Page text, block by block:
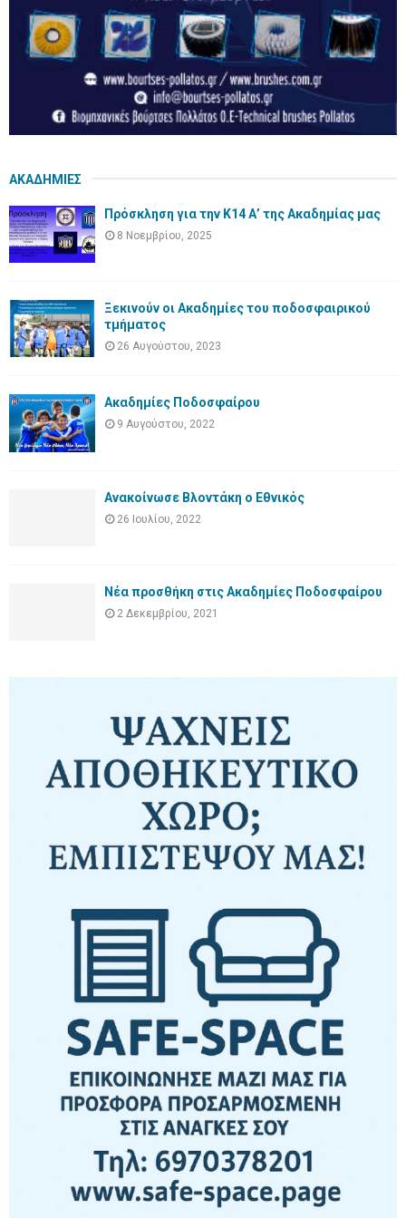
ΑΚΑΔΗΜΙΕΣ
Πρόσκληση για την Κ14 Α’ της Ακαδημίας μας
8 Νοεμβρίου, 2025
Ξεκινούν οι Ακαδημίες του ποδοσφαιρικού
τμήματος
26 Αυγούστου, 2023
Ακαδημίες Ποδοσφαίρου
9 Αυγούστου, 2022
Ανακοίνωσε Βλοντάκη ο Εθνικός
26 Ιουλίου, 2022
Νέα προσθήκη στις Ακαδημίες Ποδοσφαίρου
2 Δεκεμβρίου, 2021